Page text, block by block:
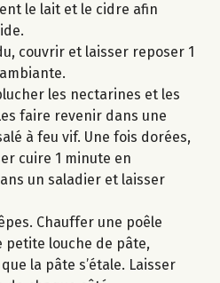
le lait et le cidre afin
couvrir et laisser reposer 1
les nectarines et les
faire revenir dans une
à feu vif. Une fois dorées,
cuire 1 minute en
un saladier et laisser
Chauffer une poêle
petite louche de pâte,
la pâte s’étale. Laisser